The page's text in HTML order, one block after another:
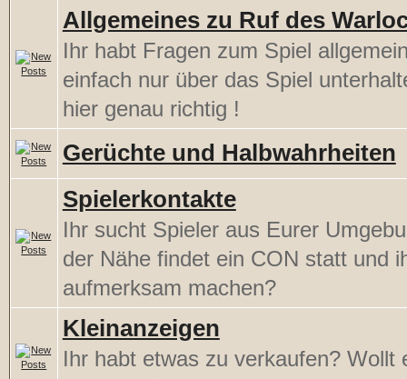
Allgemeines zu Ruf des
Ihr habt Fragen zum Spiel
einfach nur über das Spiel
hier genau richtig !
Gerüchte und Halbwahrheiten
Spielerkontakte
Ihr sucht Spieler aus Eurer
der Nähe findet ein CON statt und
aufmerksam machen?
Kleinanzeigen
Ihr habt etwas zu verkaufen? Wollt